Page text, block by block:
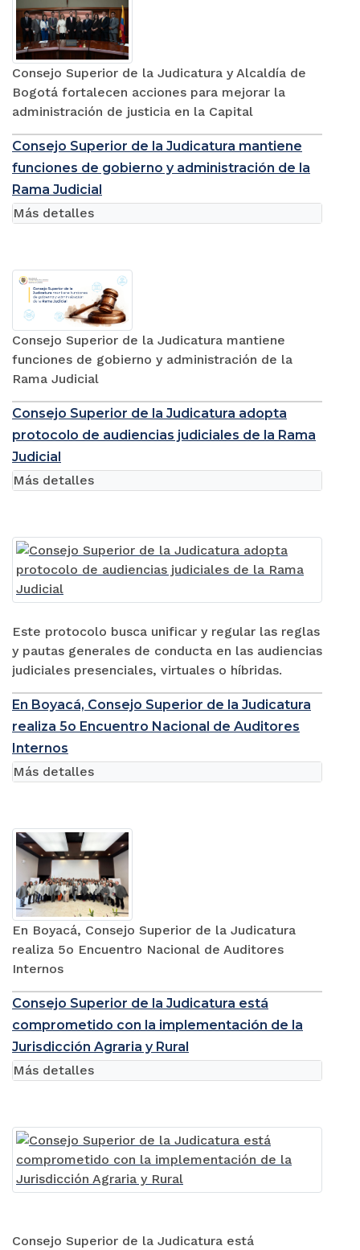
Consejo Superior de la Judicatura y Alcaldía de
Bogotá fortalecen acciones para mejorar la
administración de justicia en la Capital
Consejo Superior de la Judicatura mantiene
funciones de gobierno y administración de la
Rama Judicial
Consejo Superior de la Judicatura mantiene
funciones de gobierno y administración de la
Rama Judicial
Más detalles
Consejo Superior de la Judicatura adopta
protocolo de audiencias judiciales de la Rama
Judicial
Este protocolo busca unificar y regular las reglas
y pautas generales de conducta en las audiencias
judiciales presenciales, virtuales o híbridas.
Más detalles
En Boyacá, Consejo Superior de la Judicatura
realiza 5o Encuentro Nacional de Auditores
Internos
En Boyacá, Consejo Superior de la Judicatura
realiza 5o Encuentro Nacional de Auditores
Internos
Más detalles
Consejo Superior de la Judicatura está
comprometido con la implementación de la
Jurisdicción Agraria y Rural
Consejo Superior de la Judicatura está
Más detalles